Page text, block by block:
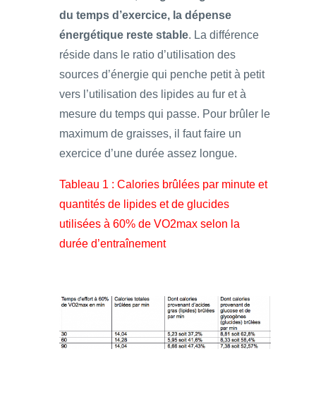
du temps d’exercice, la dépense
énergétique reste stable. La différence
réside dans le ratio d’utilisation des
sources d’énergie qui penche petit à petit
vers l’utilisation des lipides au fur et à
mesure du temps qui passe. Pour brûler le
maximum de graisses, il faut faire un
exercice d’une durée assez longue.
Tableau 1 : Calories brûlées par minute et
quantités de lipides et de glucides
utilisées à 60% de VO2max selon la
durée d’entraînement